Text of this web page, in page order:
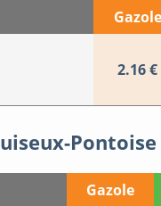
Gazole
2.16 €
Pontoise
Gazole